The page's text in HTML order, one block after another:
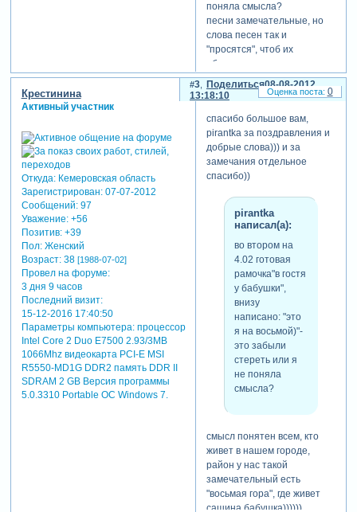
поняла смысла?
песни замечательные, но
слова песен так и
"просятся", чтоб их
обыграли. во втором ролике
это чуть лучше, на мой
взгляд, получилось. очень
балериной, привидением
крестинина, как
называюся первые две
песни(в первом ролике) и
кто их поёт? или, если
можете, скиньте ссылку на
скачивание.
самое смешное, что мы
у нас столько одинаковых
игрушек
отредактировано pirantka
(08-08-2012 12:50:34)
Поделиться
3
08-08-2012
13:18:10
Крестинина
Активный участник
Откуда:Кемеровская область
Зарегистрирован: 07-07-2012
Сообщений:97
Уважение: +56
Позитив: +39
Пол:Женский
Возраст:38 [1988-07-02]
Провел на форуме:
3 дня 9 часов
Последний визит:
15-12-2016 17:40:50
Параметры компьютера:процессор
Intel Core 2 Duo E7500 2.93/3MB
1066Mhz видеокарта PCI-E MSI
R5550-MD1G DDR2 память DDR II
SDRAM 2 GB Версия программы
5.0.3310 Portable ОС Windows 7.
спасибо большое вам,
pirantka за поздравления и
добрые слова))) и за
замечания отдельное
спасибо))
pirantka
написал(а):
во втором на
4.02 готовая
рамочка"в гостя
у бабушки",
внизу
написано: "это
я на восьмой)"-
это забыли
стереть или я
не поняла
смысла?
смысл понятен всем, кто
живет в нашем городе,
район у нас такой
замечательный есть
"восьмая гора", где живет
сашина бабушка))))))
0